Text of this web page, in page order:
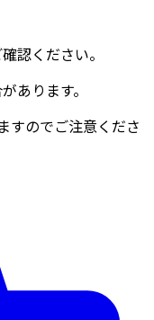
認ください。
あります。
すのでご注意くださ